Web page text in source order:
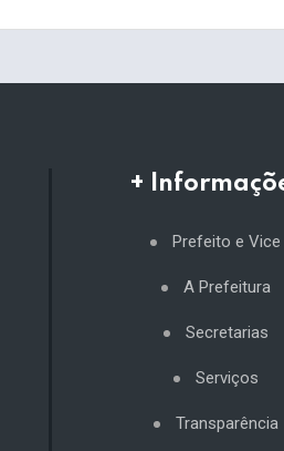
+
Prefeito e Vice
A Prefeitura
Secretarias
Serviços
Transparência